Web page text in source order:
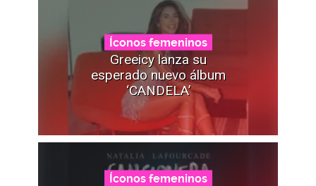
Íconos femeninos
Greeicy lanza su
esperado nuevo álbum
‘CANDELA’
Íconos femeninos